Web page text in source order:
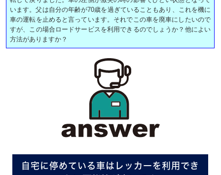
います。父は自分の年齢が70歳を過ぎていることもあり、これを機に
車の運転を止めると言っています。それでこの車を廃車にしたいので
すが、この場合ロードサービスを利用できるのでしょうか？他によい
方法がありますか？
自宅に停めている車はレッカーを利用でき